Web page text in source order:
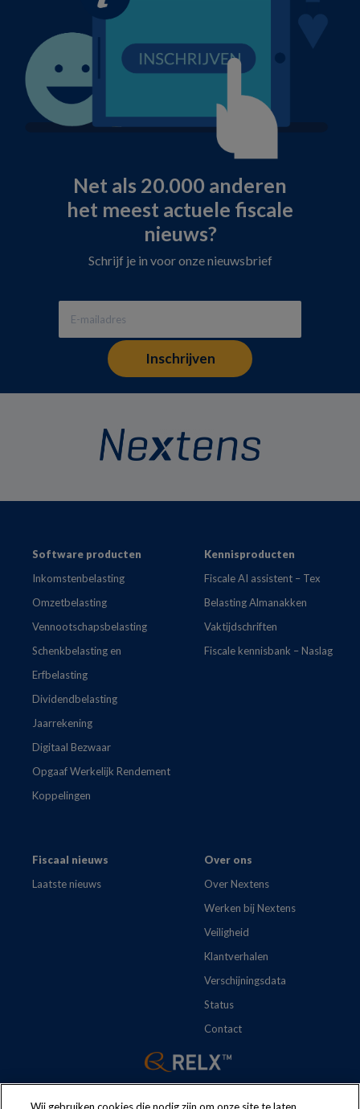
Net als 20.000 anderen
het meest actuele fiscale
nieuws?
Schrijf je in voor onze nieuwsbrief
FooterSoftware producten
Inkomstenbelasting
Omzetbelasting
Vennootschapsbelasting
Schenkbelasting en
Erfbelasting
Dividendbelasting
Jaarrekening
Digitaal Bezwaar
Opgaaf Werkelijk Rendement
Koppelingen
Kennisproducten
Fiscale AI assistent – Tex
Belasting Almanakken
Vaktijdschriften
Fiscale kennisbank – Naslag
Fiscaal nieuws
Laatste nieuws
Over ons
Over Nextens
Werken bij Nextens
Veiligheid
Klantverhalen
Verschijningsdata
Status
Contact